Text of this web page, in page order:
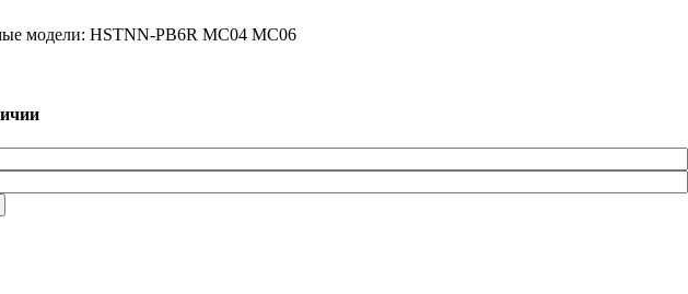
модели: HSTNN-PB6R MC04 MC06